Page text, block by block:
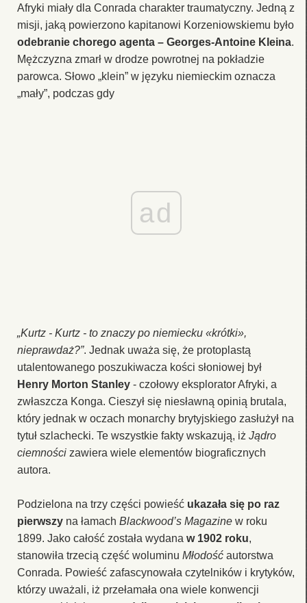
Afryki miały dla Conrada charakter traumatyczny. Jedną z
misji, jaką powierzono kapitanowi Korzeniowskiemu było
odebranie chorego agenta – Georges-Antoine Kleina.
Mężczyzna zmarł w drodze powrotnej na pokładzie
parowca. Słowo „klein” w języku niemieckim oznacza
„mały”, podczas gdy
ad
„Kurtz - Kurtz - to znaczy po niemiecku «krótki»,
nieprawdaż?”. Jednak uważa się, że protoplastą
utalentowanego poszukiwacza kości słoniowej był
Henry Morton Stanley - czołowy eksplorator Afryki, a
zwłaszcza Konga. Cieszył się niesławną opinią brutala,
który jednak w oczach monarchy brytyjskiego zasłużył na
tytuł szlachecki. Te wszystkie fakty wskazują, iż Jądro
ciemności zawiera wiele elementów biograficznych
autora.
Podzielona na trzy części powieść ukazała się po raz
pierwszy na łamach Blackwood’s Magazine w roku
1899. Jako całość została wydana w 1902 roku,
stanowiła trzecią część woluminu Młodość autorstwa
Conrada. Powieść zafascynowała czytelników i krytyków,
którzy uważali, iż przełamała ona wiele konwencji